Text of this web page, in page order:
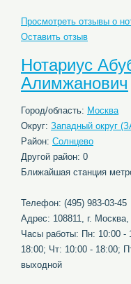
Просмотреть отзывы о
Оставить отзыв
Нотариус
Алимжанович
Город/область: Москва
Округ: Западный округ
Район: Солнцево
Другой район: 0
Ближайшая станция
Телефон: (495) 983-03-45
Адрес: 108811, г.
Часы работы: Пн: 10:00 -
18:00; Чт: 10:00 - 18:00;
выходной